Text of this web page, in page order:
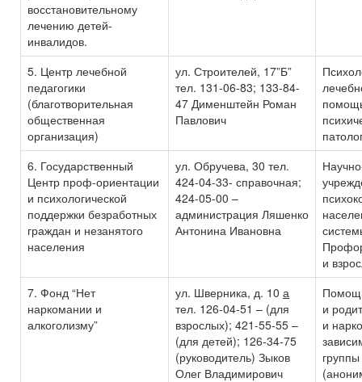
восстановительному
лечению детей-
инвалидов.
5. Центр лечебной
педагогики
(благотворительная
общественная
организация)
ул. Строителей, 17”Б”
тел. 131-06-83; 133-84-
47 Дименштейн Роман
Павлович
6. Государственный
Центр проф-ориентации
и психологической
поддержки безработных
граждан и незанятого
населения
ул. Обручева, 30 тел.
424-04-33- справочная;
424-05-00 –
администрация Ляшенко
Антонина Ивановна
и
7. Фонд “Нет
наркомании и
алкоголизму”
ул. Шверника, д. 10 а
тел. 126-04-51 – (для
взрослых); 421-55-55 –
(для детей); 126-34-75
(руководитель) Зыков
Олег Владимирович
и
и